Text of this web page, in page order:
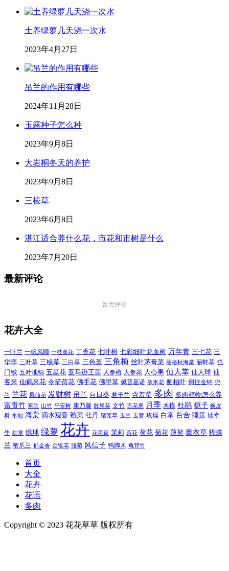
土养绿萝几天浇一次水
2023年4月27日
吊兰的作用有哪些
2024年11月28日
玉露种子怎么种
2023年9月8日
大岩桐冬天的养护
2023年9月8日
三棱草
2023年6月8日
湛江适合养什么花，市花和市树是什么
2023年7月20日
最新评论
暂无评论
花卉大全
一叶兰 一帆风顺 一枝黄花 丁香花 七叶树 七彩细叶龙血树 万年青 三七花 三
华李 三叶草 三棱草 三白草 三色堇 三角梅 丝叶茅膏菜 丽格秋海棠 丽蚌草 也
门铁 五叶地锦 五星花 亚马逊王莲 人参榕 人参花 人心果 仙人掌 仙人球 仙
客来 仙鹤来花 令箭荷花 佛手花 佛甲草 佩普基诺 依米花 侧柏叶 倒挂金钟 兜
兰 兰花 凤仙花 发财树 吊兰 向日葵 君子兰 含羞草 多肉 多肉植物怎么养
富贵竹 寒兰 山竹 平安树 康乃馨 散尾葵 文竹 无花果 月季 木槿 杜鹃 栀子 橡皮
树 水仙 海棠 滴水观音 熟菜 牡丹 猪笼草 玉兰 玉簪 玫瑰 白掌 百合 睡莲 矮牵
牛 红掌 绣球 绿萝 花卉 花毛茛 茉莉 茶花 荷花 菊花 薄荷 薰衣草 蝴蝶
兰 蟹爪兰 郁金香 金银花 雏菊 风信子 鸭脚木 龟背竹
首页
大全
花卉
花语
多肉
Copyright © 2023 花花草草 版权所有